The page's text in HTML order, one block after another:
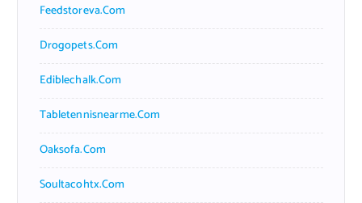
Feedstoreva.com
Drogopets.com
Ediblechalk.com
Tabletennisnearme.com
Oaksofa.com
Soultacohtx.com